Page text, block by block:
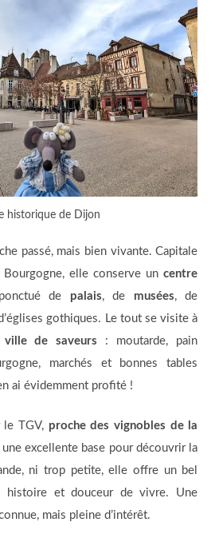
historique de Dijon
passé, mais bien vivante. Capitale
Bourgogne, elle conserve uncentre
de palais, de musées, de
gothiques. Le tout se visite à
ville de saveurs : moutarde, pain
marchés et bonnes tables
ai évidemment profité !
le TGV, proche des vignobles de la
excellente base pour découvrir la
ni trop petite, elle offre un bel
histoire et douceur de vivre. Une
mais pleine d’intérêt.